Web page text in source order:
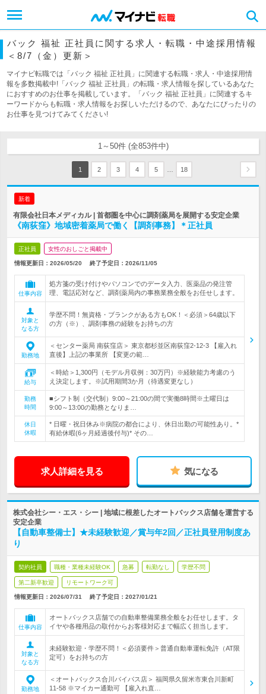
バック 福祉 正社員に関する求人・転職・中途採用情報
＜8/7（金）更新＞
マイナビ転職では「バック 福祉 正社員」に関連する転職・求人・中途採用情
報を多数掲載中!「バック 福祉 正社員」の転職・求人情報を探しているあなた
におすすめのお仕事を掲載しています。「バック 福祉 正社員」に関連するキ
ーワードからも転職・求人情報をお探しいただけるので、あなたにぴったりの
お仕事を見つけてみてください!
1～50件 (全853件中)
1 2 3 4 5 18
新着
有限会社日本メディカル | 首都圏を中心に調剤薬局を展開する安定企業
《南荻窪》地域密着薬局で働く【調剤事務】＊正社員
正社員 女性のおしごと掲載中
情報更新日：2026/05/20 終了予定日： 2026/11/05
仕事内容
処方箋の受け付けやパソコンでのデータ入力、医薬品の発注管
理、電話応対など、調剤薬局内の事務業務全般をお任せします。
対象と
なる方
学歴不問！無資格・ブランクがある方もOK！＜必須＞64歳以下
の方（※）、調剤事務の経験をお持ちの方
勤務地
＜センター薬局 南荻窪店＞ 東京都杉並区南荻窪2-12-3 【雇入れ
直後】上記の事業所 【変更の範…
給与
＜時給＞1,300円（モデル月収例：30万円）※経験能力考慮のう
え決定します。※試用期間3か月（待遇変更なし）
勤務
時間
■シフト制（交代制）9:00～21:00の間で実働8時間※土曜日は
9:00～13:00の勤務となりま…
休日
休暇
* 日曜・祝日休み※病院の都合により、休日出勤の可能性あり。*
有給休暇(6ヶ月経過後付与)* その…
求人詳細を見る 気になる
株式会社シー・エス・シー | 地域に根差したオートバックス店舗を運営する
安定企業
【自動車整備士】★未経験歓迎／賞与年2回／正社員登用制度あ
り
契約社員 職種・業種未経験OK 急募 転勤なし 学歴不問
第二新卒歓迎 リモートワーク可
情報更新日：2026/07/31 終了予定日： 2027/01/21
仕事内容
オートバックス店舗での自動車整備業務全般をお任せします。タ
イヤや各種用品の取付からお客様対応まで幅広く担当します。
対象と
なる方
未経験歓迎・学歴不問！＜必須要件＞普通自動車運転免許（AT限
定可）をお持ちの方
勤務地
＜オートバックス合川バイパス店＞ 福岡県久留米市東合川新町
11-58 ※マイカー通勤可 【雇入れ直…